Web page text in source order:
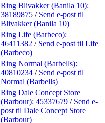
Ring Blivakker (Banila 10):
38189875 / Send e-post til
Blivakker (Banila 10)
Ring Life (Barbeco):
46411382 / Send e-post til Life
(Barbeco)
Ring Normal (Barbells):
40810234 / Send e-post til
Normal (Barbells)
Ring Dale Concept Store
(Barbour): 45337679 / Send e-
post til Dale Concept Store
(Barbour)